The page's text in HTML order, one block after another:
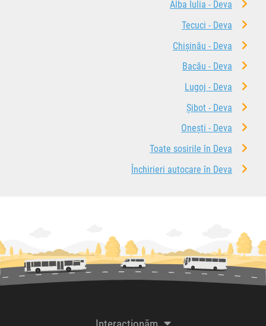
Alba Iulia - Deva
Tecuci - Deva
Chișinău - Deva
Bacău - Deva
Lugoj - Deva
Șibot - Deva
Onești - Deva
Toate sosirile în Deva
Închirieri autocare în Deva